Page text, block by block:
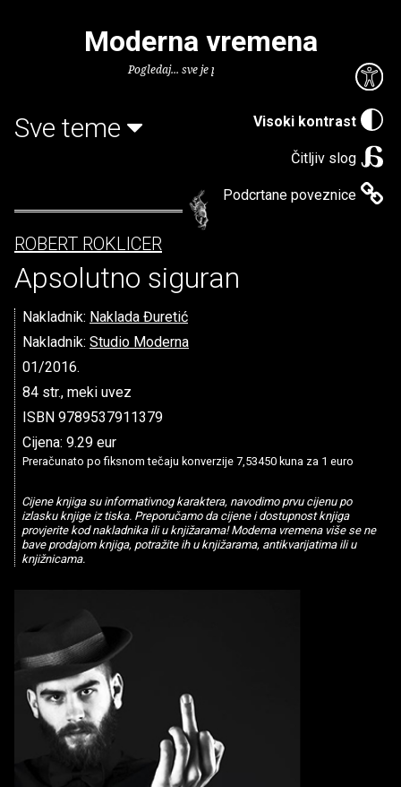
Visoki kontrast
Čitljiv slog
Podcrtane poveznice
Moderna vremena
Pogledaj... sve je puno knjiga.
Sve teme
ROBERT ROKLICER
Apsolutno siguran
Nakladnik: Naklada Đuretić
Nakladnik: Studio Moderna
01/2016.
84 str., meki uvez
ISBN 9789537911379
Cijena: 9.29 eur
Preračunato po fiksnom tečaju konverzije 7,53450 kuna za 1 euro
Cijene knjiga su informativnog karaktera, navodimo prvu cijenu po
izlasku knjige iz tiska. Preporučamo da cijene i dostupnost knjiga
provjerite kod nakladnika ili u knjižarama! Moderna vremena više se ne
bave prodajom knjiga, potražite ih u knjižarama, antikvarijatima ili u
knjižnicama.